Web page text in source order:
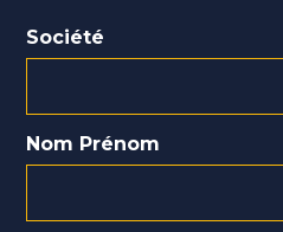
Société
Nom Prénom